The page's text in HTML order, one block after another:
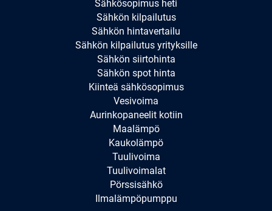
Sähkösopimus heti
Sähkön kilpailutus
Sähkön hintavertailu
Sähkön kilpailutus yrityksille
Sähkön siirtohinta
Sähkön spot hinta
Kiinteä sähkösopimus
Vesivoima
Aurinkopaneelit kotiin
Maalämpö
Kaukolämpö
Tuulivoima
Tuulivoimalat
Pörssisähkö
Ilmalämpöpumppu